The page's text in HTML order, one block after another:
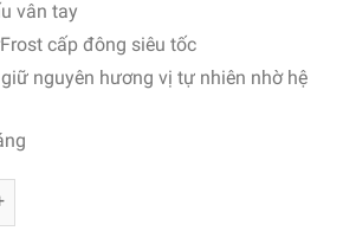
vân tay
cấp đông siêu tốc
nguyên hương vị tự nhiên nhờ hệ
422 lít CNPef 4516 Comfort NoFrost số